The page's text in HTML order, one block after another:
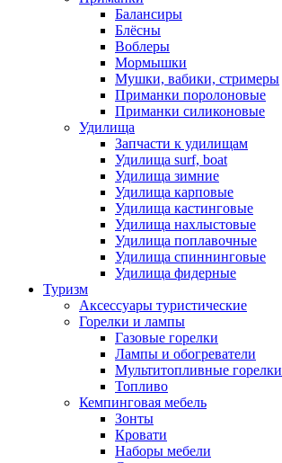
Балансиры
Блёсны
Воблеры
Мормышки
Мушки, вабики, стримеры
Приманки поролоновые
Приманки силиконовые
Удилища
Запчасти к удилищам
Удилища surf, boat
Удилища зимние
Удилища карповые
Удилища кастинговые
Удилища нахлыстовые
Удилища поплавочные
Удилища спиннинговые
Удилища фидерные
Туризм
Аксессуары туристические
Горелки и лампы
Газовые горелки
Лампы и обогреватели
Мультитопливные горелки
Топливо
Кемпинговая мебель
Зонты
Кровати
Наборы мебели